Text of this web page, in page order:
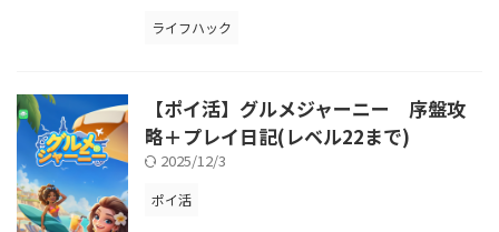
ライフハック
【ポイ活】グルメジャーニー 序盤攻
略＋プレイ日記(レベル22まで)
2025/12/3
ポイ活